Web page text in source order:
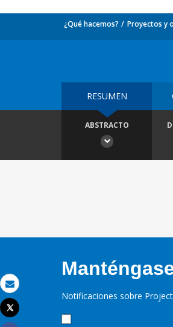
Correo electrónico
Imprimir
Tweet
¿Qué hacemos? Proyectos y
RESUMEN
ABSTRACTO
Notificaciones sobre